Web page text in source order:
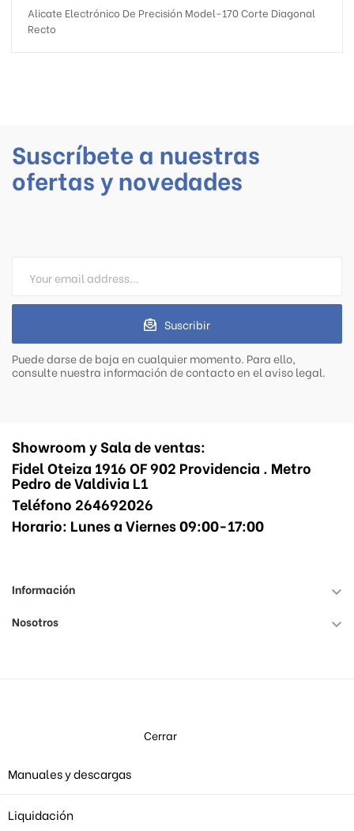
Alicate Electrónico De Precisión Model-170 Corte Diagonal
Recto
Suscríbete a nuestras
ofertas y novedades
Suscribir
Puede darse de baja en cualquier momento. Para ello,
consulte nuestra información de contacto en el aviso legal.
Showroom y Sala de ventas:
Fidel Oteiza 1916 OF 902 Providencia . Metro
Pedro de Valdivia L1
Teléfono 264692026
Horario: Lunes a Viernes 09:00-17:00
Información 
Nosotros 
Cerrar
Manuales y descargas
Liquidación